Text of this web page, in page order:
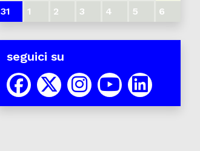
31
1 2 3 4 5 6
seguici su